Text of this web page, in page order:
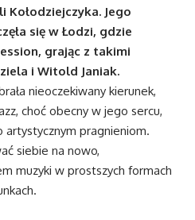
Jego
się w Łodzi, gdzie
grając z takimi
i Witold Janiak.
nieoczekiwany kierunek,
choć obecny w jego sercu,
artystycznym pragnieniom.
siebie na nowo,
muzyki w prostszych formach